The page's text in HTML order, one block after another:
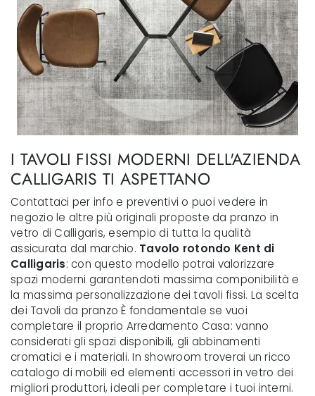
I TAVOLI FISSI MODERNI DELL'AZIENDA
CALLIGARIS TI ASPETTANO
Contattaci per info e preventivi o puoi vedere in
negozio le altre più originali proposte da pranzo in
vetro di Calligaris, esempio di tutta la qualità
assicurata dal marchio. Tavolo rotondo Kent di
Calligaris: con questo modello potrai valorizzare
spazi moderni garantendoti massima componibilità e
la massima personalizzazione dei tavoli fissi. La scelta
dei Tavoli da pranzo È fondamentale se vuoi
completare il proprio Arredamento Casa: vanno
considerati gli spazi disponibili, gli abbinamenti
cromatici e i materiali. In showroom troverai un ricco
catalogo di mobili ed elementi accessori in vetro dei
migliori produttori, ideali per completare i tuoi interni.